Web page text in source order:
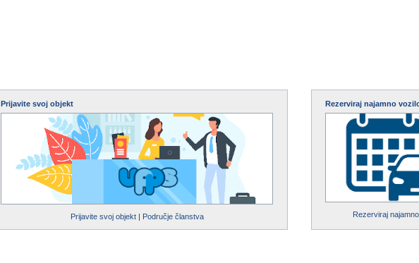
Prijavite svoj objekt
Prijavite svoj objekt| Područje članstva
Rezerviraj najamno
Rezerviraj